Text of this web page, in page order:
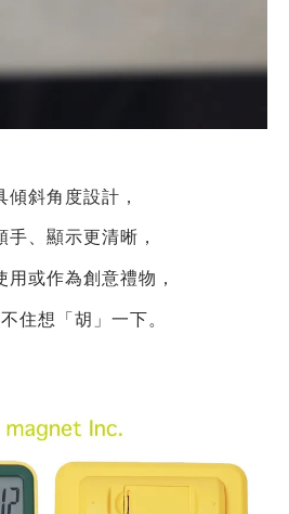
傾斜角度設計，
手、顯示更清晰，
用或作為創意禮物，
住想「胡」一下。